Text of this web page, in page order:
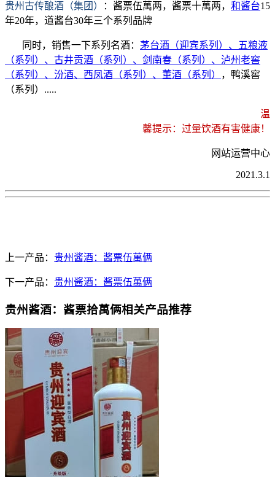
贵州古传酿酒（集团） ：酱票伍萬两，酱票十萬两， 和酱台15
年20年，道酱台30年三个系列品牌
同时，销售一下系列名酒： 茅台酒（迎宾系列）、五粮液
（系列）、古井贡酒（系列）、剑南春（系列）、泸州老窖
（系列）、汾酒、西凤酒（系列）、董酒（系列）
，鸭溪窖
（系列）.....
温
馨提示：过量饮酒有害健康！
网站运营中心
2021.3.1
上一产品： 贵州酱酒：酱票伍萬俩
下一产品： 贵州酱酒：酱票伍萬俩
贵州酱酒：酱票拾萬俩相关产品推荐